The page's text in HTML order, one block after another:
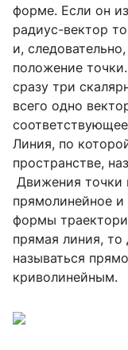
форме. Если он
радиус-вектор
и,
положение
сразу три
всего одно
Линия, по
пространстве,
Движения точки
прямолинейное
формы
прямая линия, то
называться
криволинейным.